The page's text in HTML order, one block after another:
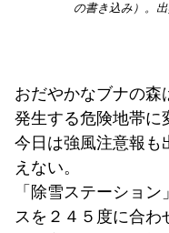
の書き込み）。
おだやかなブナの森
発生する危険地帯に
今日は強風注意報も
えない。
「除雪ステーショ
スを２４５度に合わ